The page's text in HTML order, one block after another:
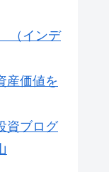
（インデ
産価値を
資ブログ